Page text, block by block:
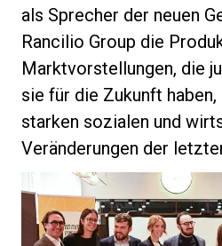
als Sprecher der neuen
Rancilio Group die
Marktvorstellungen, die
sie für die Zukunft
starken sozialen und
Veränderungen der